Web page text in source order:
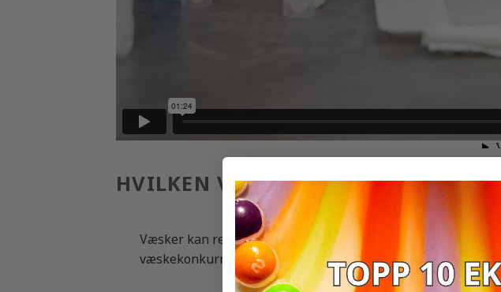
HVILKEN VÆSKE KOMMER FØRST I
Væsker kan renne. De har ikke fast form, men fast volum,
væskekonkurranse.